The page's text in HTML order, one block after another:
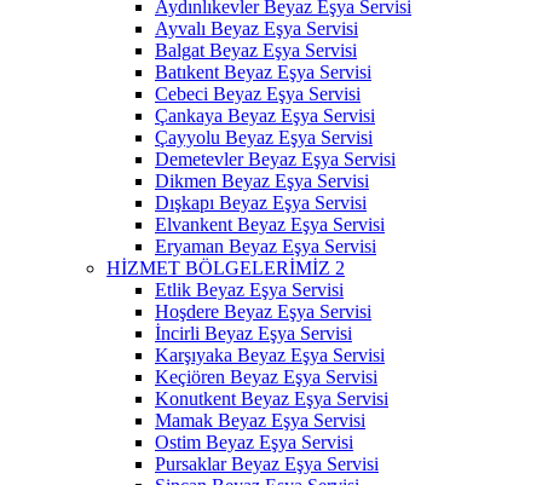
Aydınlıkevler Beyaz Eşya Servisi
Ayvalı Beyaz Eşya Servisi
Balgat Beyaz Eşya Servisi
Batıkent Beyaz Eşya Servisi
Cebeci Beyaz Eşya Servisi
Çankaya Beyaz Eşya Servisi
Çayyolu Beyaz Eşya Servisi
Demetevler Beyaz Eşya Servisi
Dikmen Beyaz Eşya Servisi
Dışkapı Beyaz Eşya Servisi
Elvankent Beyaz Eşya Servisi
Eryaman Beyaz Eşya Servisi
HİZMET BÖLGELERİMİZ 2
Etlik Beyaz Eşya Servisi
Hoşdere Beyaz Eşya Servisi
İncirli Beyaz Eşya Servisi
Karşıyaka Beyaz Eşya Servisi
Keçiören Beyaz Eşya Servisi
Konutkent Beyaz Eşya Servisi
Mamak Beyaz Eşya Servisi
Ostim Beyaz Eşya Servisi
Pursaklar Beyaz Eşya Servisi